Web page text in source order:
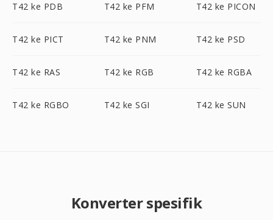
T42 ke PDB T42 ke PFM T42 ke PICON
T42 ke PICT T42 ke PNM T42 ke PSD
T42 ke RAS T42 ke RGB T42 ke RGBA
T42 ke RGBO T42 ke SGI T42 ke SUN
Konverter spesifik